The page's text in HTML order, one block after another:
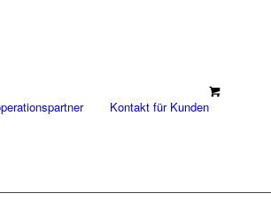
Kontakt für Kunden